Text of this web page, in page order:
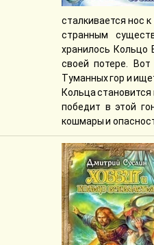
сталкивается нос
странным
хранилось Кольцо
своей потере.
Туманных гор и
Кольца
победит в этой
кошмары и